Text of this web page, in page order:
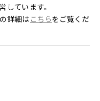
しています。
詳細は こちらをご覧くだ